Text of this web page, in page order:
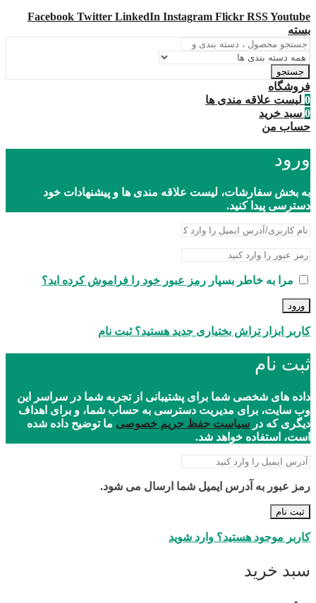
Facebook Twitter LinkedIn Instagram Flickr RSSYoutube
بسته
جستجو
فروشگاه
0 لیست علاقه مندی ها
0 سبد خرید
حساب من
ورود
به بخش سفارشات، لیست علاقه مندی ها و پیشنهادات خود
دسترسی پیدا کنید.
مرا به خاطر بسپار رمز عبور خود را فراموش کرده اید؟
ورود
کاربر ابزار تراش بختیاری جدید هستید؟ ثبت نام
ثبت نام
داده های شخصی شما برای پشتیبانی از تجربه شما در سراسر این
وب سایت، برای مدیریت دسترسی به حساب شما، و برای اهداف
دیگری که در سیاست حفظ حریم خصوصی ما توضیح داده شده
است، استفاده خواهد شد.
رمز عبور به آدرس ایمیل شما ارسال می شود.
ثبت نام
کاربر موجود هستید؟ وارد شوید
سبد خرید